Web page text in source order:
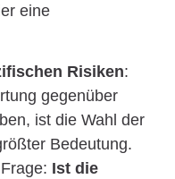
eine
Risiken:
gegenüber
ist die Wahl der
Bedeutung.
Ist die